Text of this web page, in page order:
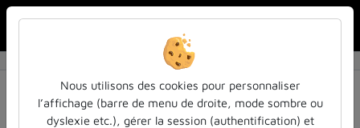
2 vidéos trouvées
Audio Vidéo Statistiques de vues
Nous utilisons des cookies pour personnaliser
l’affichage (barre de menu de droite, mode sombre ou
dyslexie etc.), gérer la session (authentification) et